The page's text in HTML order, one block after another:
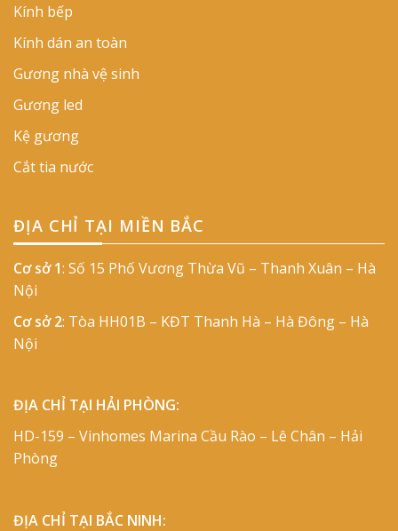
Kính bếp
Kính dán an toàn
Gương nhà vệ sinh
Gương led
Kệ gương
Cắt tia nước
ĐỊA CHỈ TẠI MIỀN BẮC
Cơ sở 1: Số 15 Phố Vương Thừa Vũ – Thanh Xuân – Hà
Nội
Cơ sở 2: Tòa HH01B – KĐT Thanh Hà – Hà Đông – Hà
Nội
ĐỊA CHỈ TẠI HẢI PHÒNG:
HD-159 – Vinhomes Marina Cầu Rào – Lê Chân – Hải
Phòng
ĐỊA CHỈ TẠI BẮC NINH: